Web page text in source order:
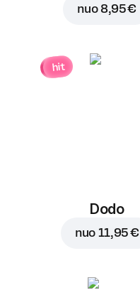
nuo 8,95 €
hit
Dodo
nuo 11,95 €